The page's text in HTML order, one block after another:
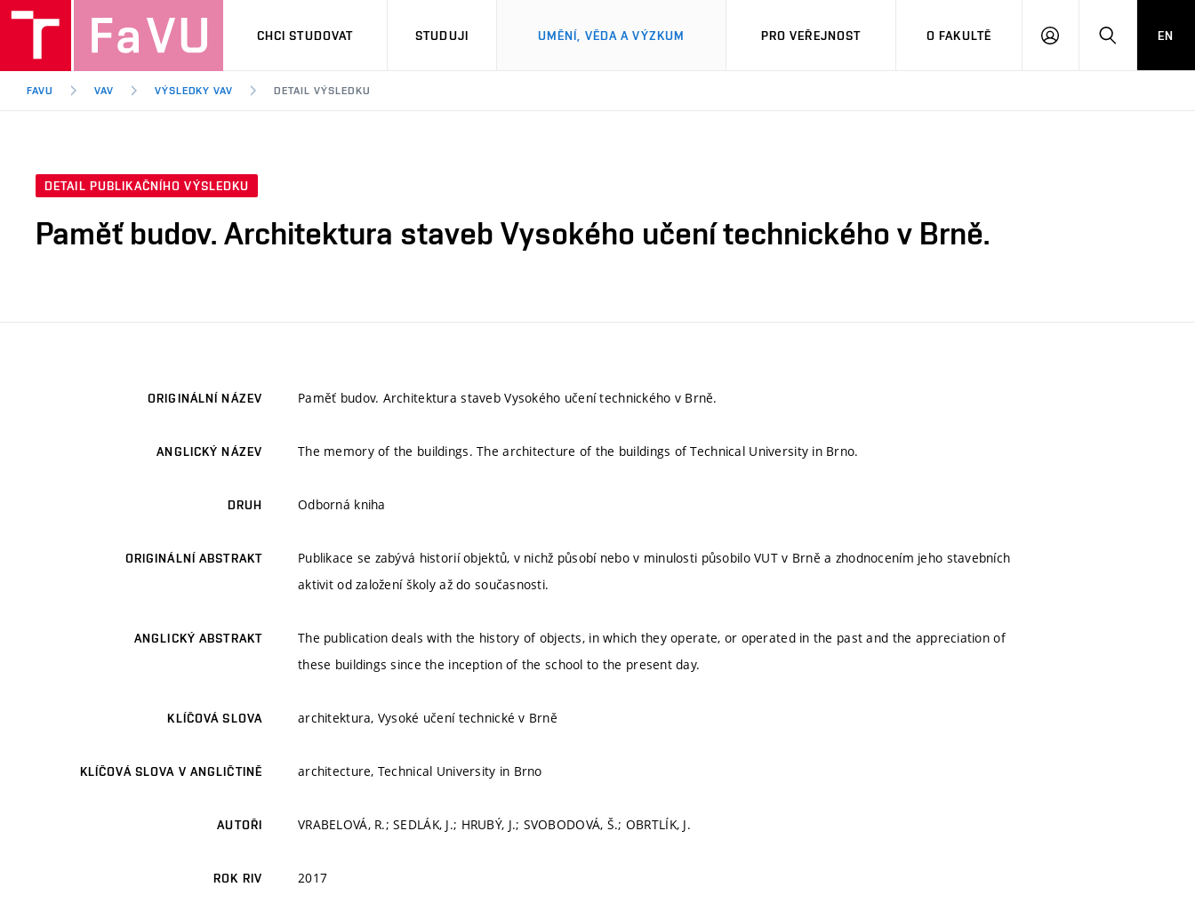
CHCI STUDOVAT STUDUJI UMĚNÍ, VĚDA A VÝZKUM PRO VEŘEJNOST O FAKULTĚ
PŘIHLÁSITHLEDAT
EN
FAVU VAV VÝSLEDKY VAV DETAIL VÝSLEDKU
DETAIL PUBLIKAČNÍHO VÝSLEDKU
Paměť budov. Architektura staveb Vysokého učení technického v Brně.
ORIGINÁLNÍ NÁZEV Paměť budov. Architektura staveb Vysokého učení technického v Brně.
ANGLICKÝ NÁZEV The memory of the buildings. The architecture of the buildings of Technical University in Brno.
DRUH Odborná kniha
ORIGINÁLNÍ ABSTRAKT
Publikace se zabývá historií objektů, v nichž působí nebo v minulosti působilo VUT v Brně a zhodnocením jeho stavebních
aktivit od založení školy až do současnosti.
ANGLICKÝ ABSTRAKT
The publication deals with the history of objects, in which they operate, or operated in the past and the appreciation of
these buildings since the inception of the school to the present day.
KLÍČOVÁ SLOVA architektura, Vysoké učení technické v Brně
KLÍČOVÁ SLOVA V ANGLIČTINĚ architecture, Technical University in Brno
AUTOŘI VRABELOVÁ, R.; SEDLÁK, J.; HRUBÝ, J.; SVOBODOVÁ, Š.; OBRTLÍK, J.
ROK RIV 2017